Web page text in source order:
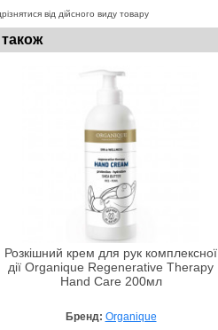
від дійсного виду товару
Розкішний крем для рук комплексної
дії Organique Regenerative Therapy
Hand Care 200мл
Бренд: Organique